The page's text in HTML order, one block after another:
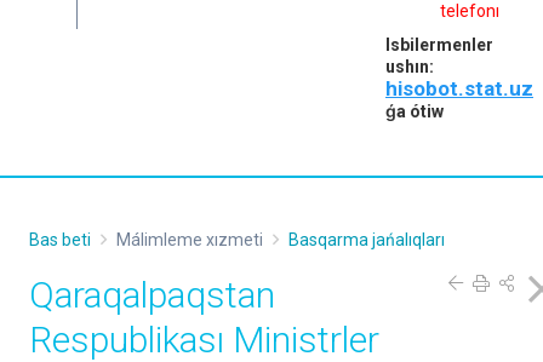
telefonı
Isbilermenler
ushın:
hisobot.stat.uz
ǵa ótiw
Bas beti Málimleme xızmeti Basqarma jańalıqları
Qaraqalpaqstan
Respublikası Ministrler